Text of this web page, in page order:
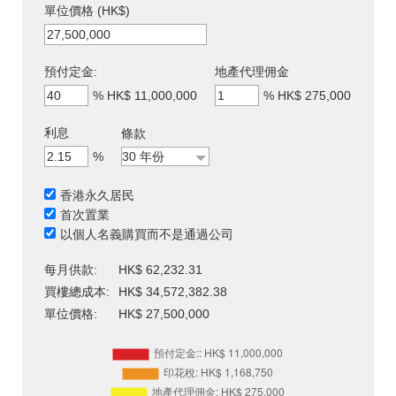
單位價格 (HK$)
預付定金:
% HK$ 11,000,000
地產代理佣金
% HK$ 275,000
利息
%
條款
香港永久居民
首次置業
以個人名義購買而不是通過公司
每月供款:
HK$ 62,232.31
買樓總成本:
HK$ 34,572,382.38
單位價格:
HK$ 27,500,000